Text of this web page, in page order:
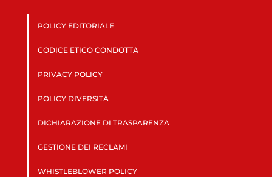
POLICY EDITORIALE
CODICE ETICO CONDOTTA
PRIVACY POLICY
POLICY DIVERSITÀ
DICHIARAZIONE DI TRASPARENZA
GESTIONE DEI RECLAMI
WHISTLEBLOWER POLICY